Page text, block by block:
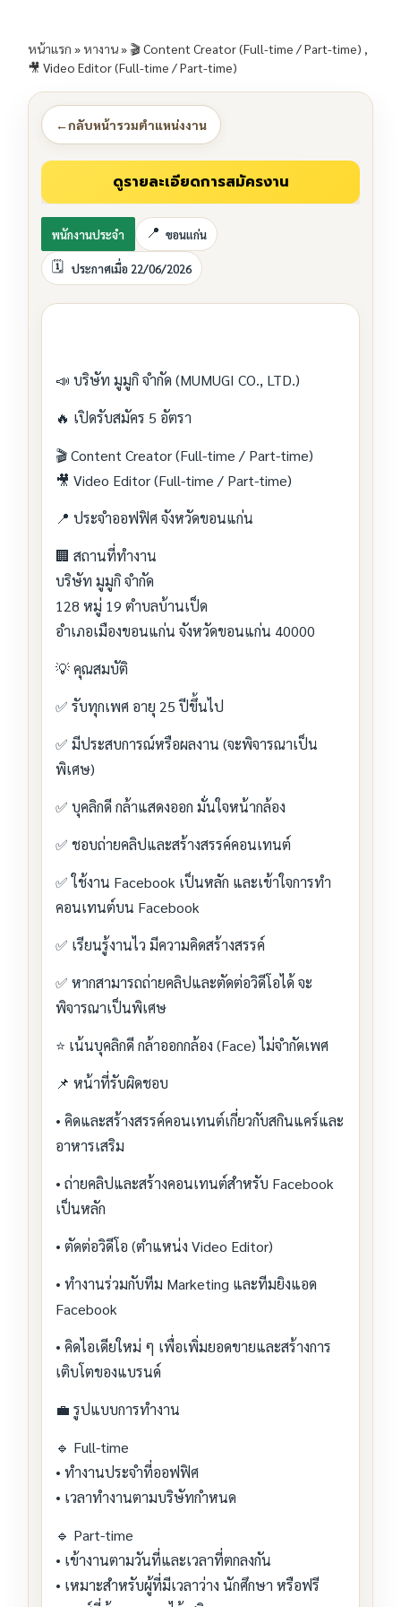
หน้าแรก »หางาน» 🎬 Content Creator (Full-time / Part-time) ,
🎥 Video Editor (Full-time / Part-time)
←กลับหน้ารวมตำแหน่งงาน
พนักงานประจำ ขอนแก่น
ประกาศเมื่อ 22/06/2026
📣 บริษัท มูมูกิ จำกัด (MUMUGI CO., LTD.)
🔥 เปิดรับสมัคร 5 อัตรา
🎬 Content Creator (Full-time / Part-time)
🎥 Video Editor (Full-time / Part-time)
📍 ประจำออฟฟิศ จังหวัดขอนแก่น
🏢 สถานที่ทำงาน
บริษัท มูมูกิ จำกัด
128 หมู่ 19 ตำบลบ้านเป็ด
อำเภอเมืองขอนแก่น จังหวัดขอนแก่น 40000
💡 คุณสมบัติ
✅ รับทุกเพศ อายุ 25 ปีขึ้นไป
✅ มีประสบการณ์หรือผลงาน (จะพิจารณาเป็น
พิเศษ)
✅ บุคลิกดี กล้าแสดงออก มั่นใจหน้ากล้อง
✅ ชอบถ่ายคลิปและสร้างสรรค์คอนเทนต์
✅ ใช้งาน Facebook เป็นหลัก และเข้าใจการทำ
คอนเทนต์บน Facebook
✅ เรียนรู้งานไว มีความคิดสร้างสรรค์
✅ หากสามารถถ่ายคลิปและตัดต่อวิดีโอได้ จะ
พิจารณาเป็นพิเศษ
⭐ เน้นบุคลิกดี กล้าออกกล้อง (Face) ไม่จำกัดเพศ
📌 หน้าที่รับผิดชอบ
• คิดและสร้างสรรค์คอนเทนต์เกี่ยวกับสกินแคร์และ
อาหารเสริม
• ถ่ายคลิปและสร้างคอนเทนต์สำหรับ Facebook
เป็นหลัก
• ตัดต่อวิดีโอ (ตำแหน่ง Video Editor)
• ทำงานร่วมกับทีม Marketing และทีมยิงแอด
Facebook
• คิดไอเดียใหม่ ๆ เพื่อเพิ่มยอดขายและสร้างการ
เติบโตของแบรนด์
💼 รูปแบบการทำงาน
🔹 Full-time
• ทำงานประจำที่ออฟฟิศ
• เวลาทำงานตามบริษัทกำหนด
🔹 Part-time
• เข้างานตามวันที่และเวลาที่ตกลงกัน
• เหมาะสำหรับผู้ที่มีเวลาว่าง นักศึกษา หรือฟรี